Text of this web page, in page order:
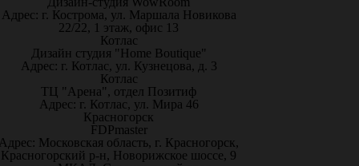
Адрес: г. Кострома, ул. Маршала Новикова
22/22, 1 этаж, офис 13
Котлас
Дизайн студия "Home Boutique"
Адрес: г. Котлас, ул. Кузнецова, д. 3
Котлас
ТЦ "Арена", отдел Позитиф
Адрес: г. Котлас, ул. Мира 46
Красногорск
FDPmaster
Московская область, г. Красногорск,
Красногорский р-н, Новорижское шоссе, 9